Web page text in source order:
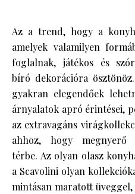
Az a trend, hogy a
amelyek valamilyen
foglalnak, játékos és
bíró dekorációra
gyakran elegendőek
árnyalatok apró érintései,
az extravagáns
ahhoz, hogy megnyerő
térbe. Az olyan olasz
a Scavolini olyan
mintásan maratott